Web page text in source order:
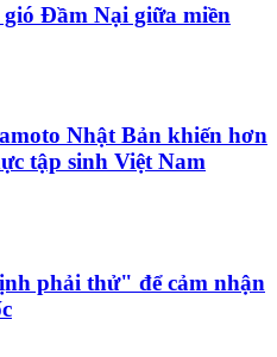
Đầm Nại giữa miền
Nhật Bản khiến hơn
tập sinh Việt Nam
phải thử" để cảm nhận